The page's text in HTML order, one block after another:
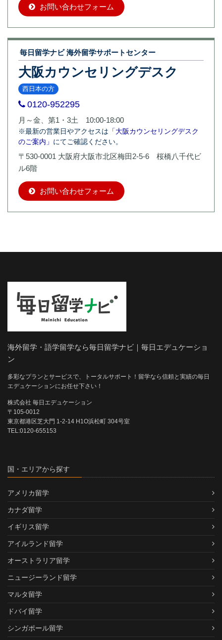
お問い合わせフォーム
毎日留学ナビ 海外留学サポートセンター
大阪カウンセリングデスク
西日本の方
0120-952295
月～金、第1・3土 10:00-18:00
※最新の営業日やアクセスは 「大阪カウンセリングデスク
のご案内」 にてご確認ください。
〒530-0001 大阪府大阪市北区梅田2-5-6 桜橋八千代ビ
ル6階
お問い合わせフォーム
海外留学・語学留学なら毎日留学ナビ｜毎日エデュケーショ
ン
多彩なプランとサービスで、トータルサポート！留学なら信頼と実績の毎日
エデュケーションにお任せ下さい！
株式会社 毎日エデュケーション
〒105-0012
東京都港区芝大門 1-2-14 H1O浜松町 304号室
TEL:0120-655153
国・エリアから探す
アメリカ留学
カナダ留学
イギリス留学
アイルランド留学
オーストラリア留学
ニュージーランド留学
マルタ留学
ドバイ留学
シンガポール留学